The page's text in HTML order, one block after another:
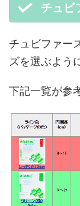
チュビ
チュビファー
ズを選ぶよう
下記一覧が参